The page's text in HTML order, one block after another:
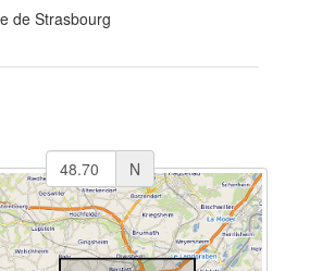
de Strasbourg
N